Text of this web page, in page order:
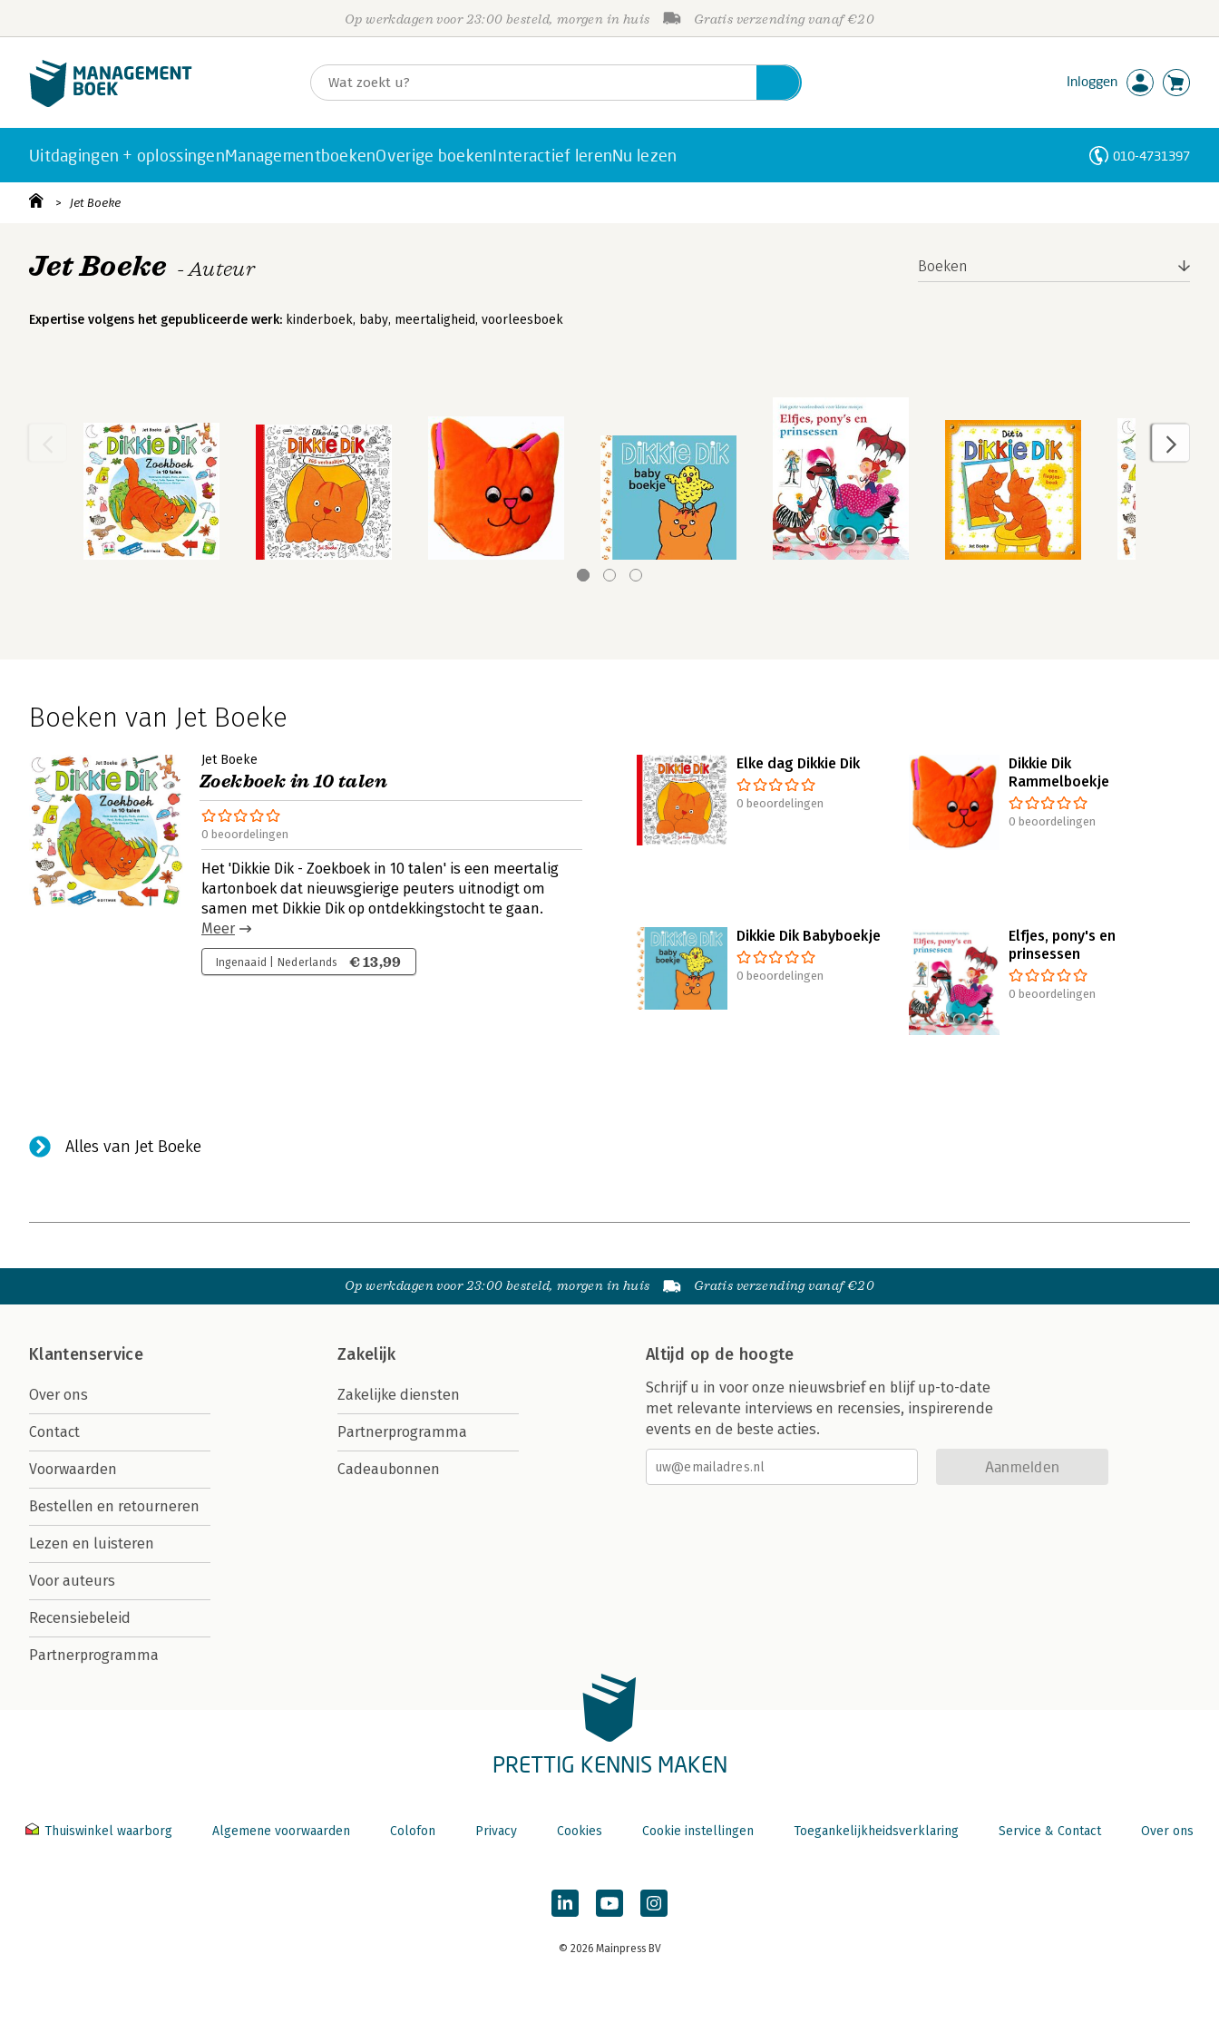
Op werkdagen voor 23:00 besteld, morgen in huis Gratis verzending vanaf €20
Inloggen
Uitdagingen + oplossingenManagementboekenOverige boekenInteractief lerenNu lezen 010-4731397
Jet Boeke
Jet Boeke - Auteur
Expertise volgens het gepubliceerde werk: kinderboek, baby, meertaligheid, voorleesboek
Boeken
Boeken van Jet Boeke
Jet Boeke
Zoekboek in 10 talen
0 beoordelingen
Het 'Dikkie Dik - Zoekboek in 10 talen' is een meertalig
kartonboek dat nieuwsgierige peuters uitnodigt om
samen met Dikkie Dik op ontdekkingstocht te gaan.
Meer
Ingenaaid | Nederlands € 13,99
Elke dag Dikkie Dik
0 beoordelingen
Dikkie Dik
Rammelboekje
0 beoordelingen
Dikkie Dik Babyboekje
0 beoordelingen
Elfjes, pony's en
prinsessen
0 beoordelingen
Alles van Jet Boeke
Op werkdagen voor 23:00 besteld, morgen in huis Gratis verzending vanaf €20
Klantenservice
Over ons
Contact
Voorwaarden
Bestellen en retourneren
Lezen en luisteren
Voor auteurs
Recensiebeleid
Partnerprogramma
Zakelijk
Zakelijke diensten
Partnerprogramma
Cadeaubonnen
Altijd op de hoogte
Schrijf u in voor onze nieuwsbrief en blijf up-to-date
met relevante interviews en recensies, inspirerende
events en de beste acties.
Aanmelden
PRETTIG KENNIS MAKEN
Thuiswinkel waarborg Algemene voorwaarden Colofon Privacy Cookies Cookie instellingen Toegankelijkheidsverklaring Service & Contact Over ons
© 2026 Mainpress BV
Personen